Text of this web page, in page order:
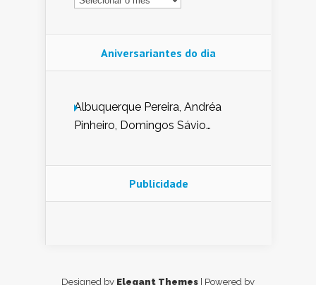
Aniversariantes do dia
Albuquerque Pereira, Andréa
Pinheiro, Domingos Sávio
Nunes de Sena, Fátima Peixoto,
Glória Pereira, Kátia Mesel,
Publicidade
Designed by Elegant Themes | Powered by